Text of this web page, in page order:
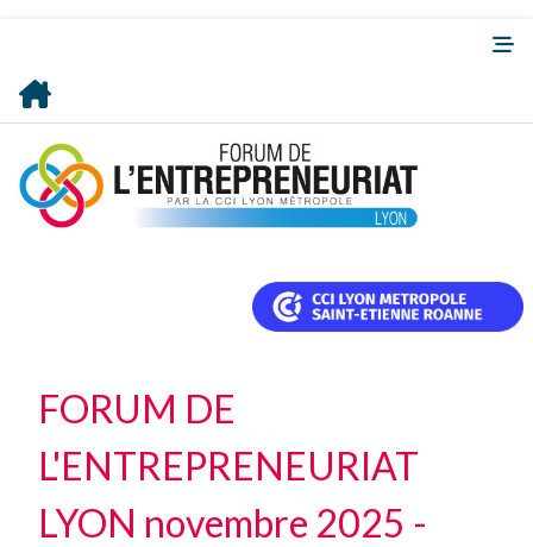
FORUM DE
L'ENTREPRENEURIAT
LYON novembre 2025 -